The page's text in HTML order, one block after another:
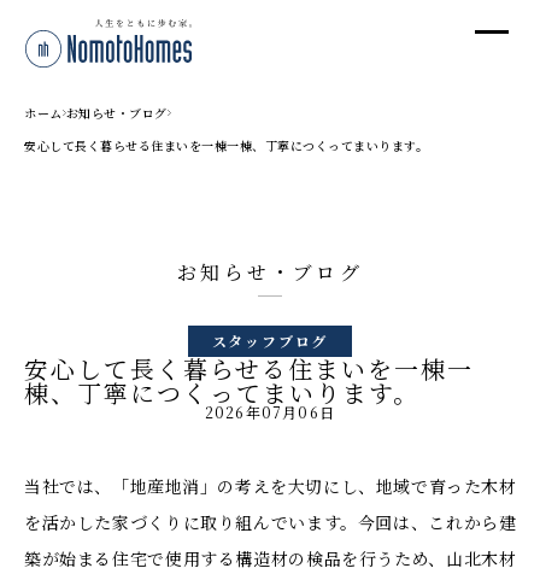
ホーム お知らせ・ブログ
安心して長く暮らせる住まいを一棟一棟、丁寧につくってまいります。
お知らせ・ブログ
スタッフブログ
安心して長く暮らせる住まいを一棟一
棟、丁寧につくってまいります。
2026年07月06日
当社では、「地産地消」の考えを大切にし、地域で育った木材
を活かした家づくりに取り組んでいます。今回は、これから建
築が始まる住宅で使用する構造材の検品を行うため、山北木材